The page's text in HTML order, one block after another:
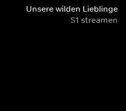
Unsere wilden Lieblinge
S1 streamen